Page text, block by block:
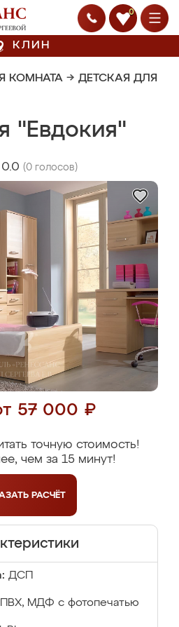
0
КЛИН
КОМНАТА → ДЕТСКАЯ ДЛЯ
"Евдокия"
0.0 (0 голосов)
57 000 ₽
точную стоимость!
чем за 15 минут!
РАСЧЁТ
ДСП
МДФ с фотопечатью